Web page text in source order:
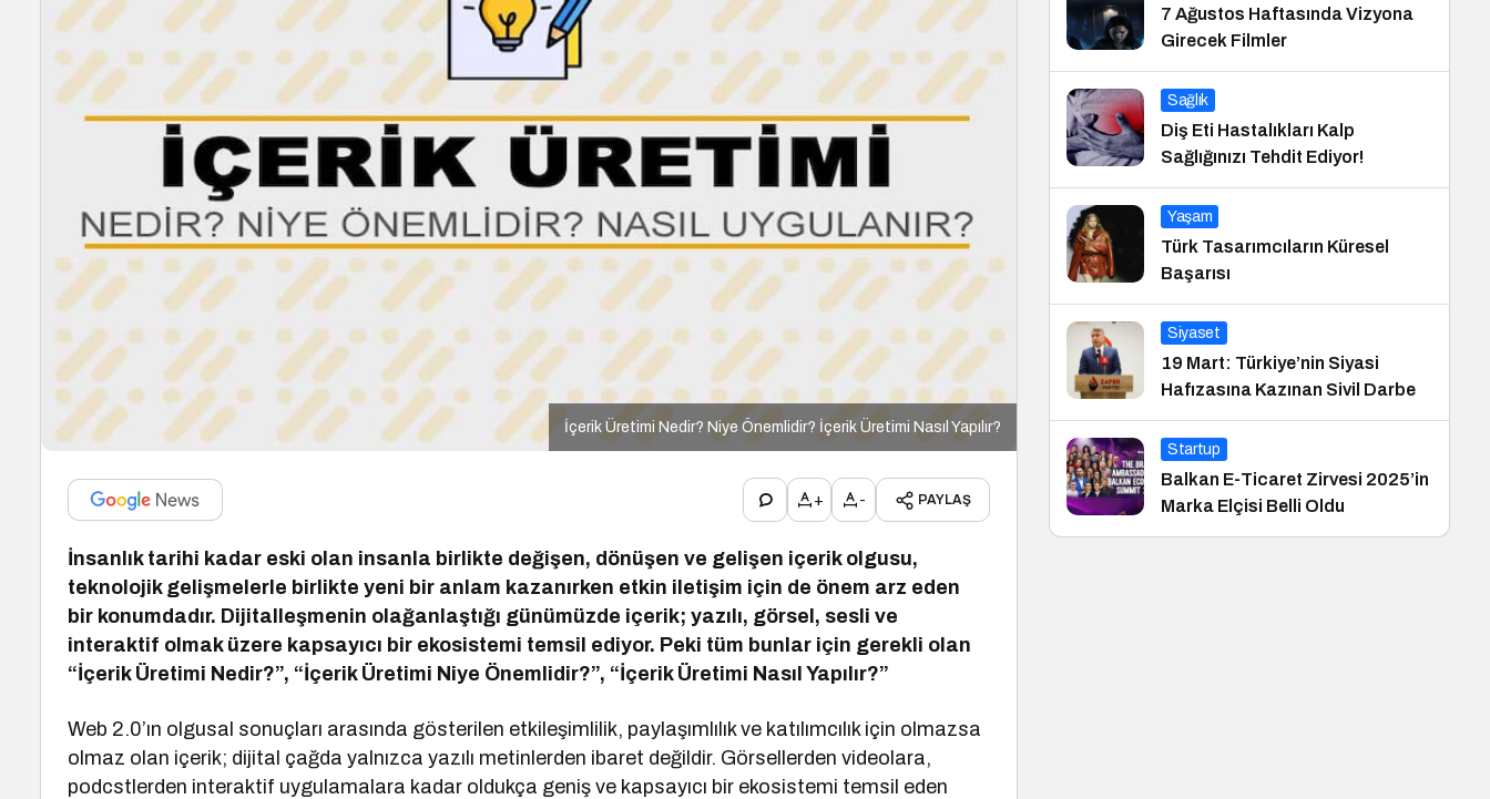
İçerik Üretimi Nedir? Niye Önemlidir? İçerik Üretimi Nasıl Yapılır?
+ - PAYLAŞ
İnsanlık tarihi kadar eski olan insanla birlikte değişen, dönüşen ve gelişen içerik olgusu,
teknolojik gelişmelerle birlikte yeni bir anlam kazanırken etkin iletişim için de önem arz eden
bir konumdadır. Dijitalleşmenin olağanlaştığı günümüzde içerik; yazılı, görsel, sesli ve
interaktif olmak üzere kapsayıcı bir ekosistemi temsil ediyor. Peki tüm bunlar için gerekli olan
“İçerik Üretimi Nedir?”, “İçerik Üretimi Niye Önemlidir?”, “İçerik Üretimi Nasıl Yapılır?”
Web 2.0’ın olgusal sonuçları arasında gösterilen etkileşimlilik, paylaşımlılık ve katılımcılık için olmazsa
olmaz olan içerik; dijital çağda yalnızca yazılı metinlerden ibaret değildir. Görsellerden videolara,
podcstlerden interaktif uygulamalara kadar oldukça geniş ve kapsayıcı bir ekosistemi temsil eden
7 Ağustos Haftasında Vizyona
Girecek Filmler
Sağlık
Diş Eti Hastalıkları Kalp
Sağlığınızı Tehdit Ediyor!
Yaşam
Türk Tasarımcıların Küresel
Başarısı
Siyaset
19 Mart: Türkiye’nin Siyasi
Hafızasına Kazınan Sivil Darbe
Startup
Balkan E-Ticaret Zirvesi 2025’in
Marka Elçisi Belli Oldu